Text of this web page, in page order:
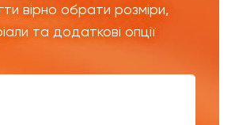
вірно обрати розміри,
та додаткові опції